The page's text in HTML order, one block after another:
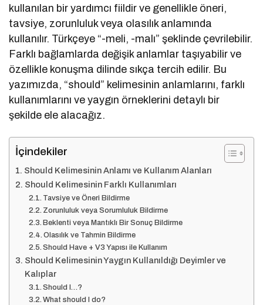
kullanılan bir yardımcı fiildir ve genellikle öneri,
tavsiye, zorunluluk veya olasılık anlamında
kullanılır. Türkçeye “-meli, -malı” şeklinde çevrilebilir.
Farklı bağlamlarda değişik anlamlar taşıyabilir ve
özellikle konuşma dilinde sıkça tercih edilir. Bu
yazımızda, “should” kelimesinin anlamlarını, farklı
kullanımlarını ve yaygın örneklerini detaylı bir
şekilde ele alacağız.
İçindekiler
Should Kelimesinin Anlamı ve Kullanım Alanları
Should Kelimesinin Farklı Kullanımları
Tavsiye ve Öneri Bildirme
Zorunluluk veya Sorumluluk Bildirme
Beklenti veya Mantıklı Bir Sonuç Bildirme
Olasılık ve Tahmin Bildirme
Should Have + V3 Yapısı ile Kullanım
Should Kelimesinin Yaygın Kullanıldığı Deyimler ve
Kalıplar
Should I…?
What should I do?